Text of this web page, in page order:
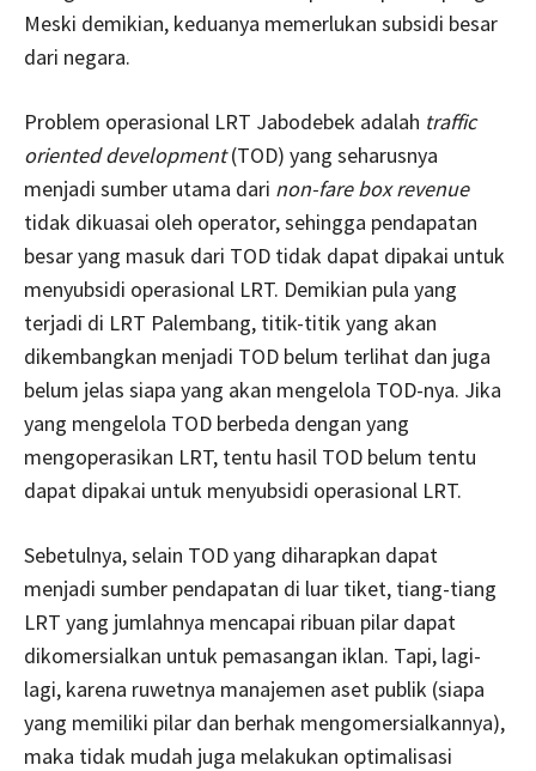
Meski demikian, keduanya memerlukan subsidi besar
dari negara.
Problem operasional LRT Jabodebek adalah traffic
oriented development(TOD) yang seharusnya
menjadi sumber utama dari non-fare box revenue
tidak dikuasai oleh operator, sehingga pendapatan
besar yang masuk dari TOD tidak dapat dipakai untuk
menyubsidi operasional LRT. Demikian pula yang
terjadi di LRT Palembang, titik-titik yang akan
dikembangkan menjadi TOD belum terlihat dan juga
belum jelas siapa yang akan mengelola TOD-nya. Jika
yang mengelola TOD berbeda dengan yang
mengoperasikan LRT, tentu hasil TOD belum tentu
dapat dipakai untuk menyubsidi operasional LRT.
Sebetulnya, selain TOD yang diharapkan dapat
menjadi sumber pendapatan di luar tiket, tiang-tiang
LRT yang jumlahnya mencapai ribuan pilar dapat
dikomersialkan untuk pemasangan iklan. Tapi, lagi-
lagi, karena ruwetnya manajemen aset publik (siapa
yang memiliki pilar dan berhak mengomersialkannya),
maka tidak mudah juga melakukan optimalisasi